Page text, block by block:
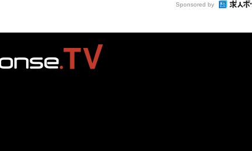
Sponsored by